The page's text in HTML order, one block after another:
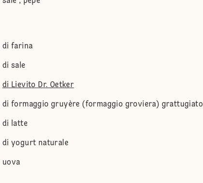
di farina
di sale
di Lievito Dr. Oetker
di formaggio gruyère (formaggio groviera) grattugiato
di latte
di yogurt naturale
uova